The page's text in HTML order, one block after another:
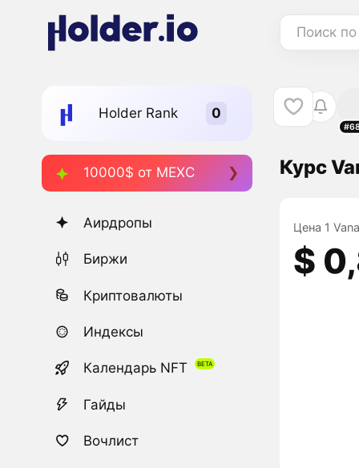
Поиск
Holder Rank
10000$ от MEXC
Аирдропы
Биржи
Криптовалюты
Индексы
Календарь NFT
Гайды
Вочлист
Курс
Цена 1
$